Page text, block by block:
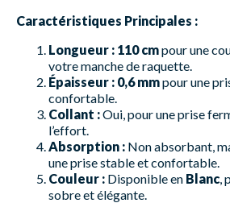
Caractéristiques Principales :
Longueur : 110 cmpour une
votre manche de raquette.
Épaisseur : 0,6 mmpour une
confortable.
Collant :Oui, pour une prise
l’effort.
Absorption : Non absorbant,
une prise stable et confortable.
Couleur : Disponible en Blanc ,
sobre et élégante.